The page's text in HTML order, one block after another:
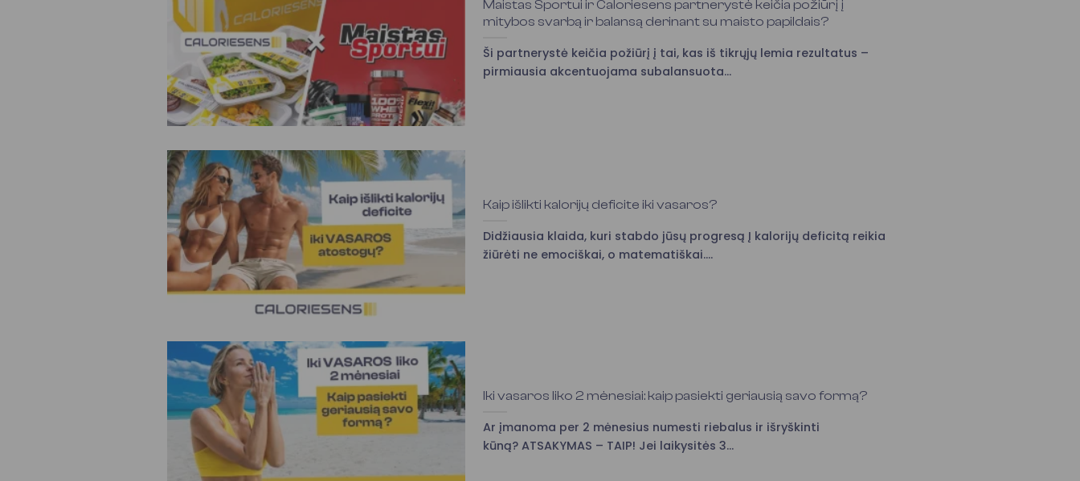
Maistas Sportui ir Caloriesens partnerystė keičia požiūrį į
mitybos svarbą ir balansą derinant su maisto papildais?
Ši partnerystė keičia požiūrį į tai, kas iš tikrųjų lemia rezultatus –
pirmiausia akcentuojama subalansuota...
Kaip išlikti kalorijų deficite iki vasaros?
Didžiausia klaida, kuri stabdo jūsų progresą Į kalorijų deficitą reikia
žiūrėti ne emociškai, o matematiškai....
Iki vasaros liko 2 mėnesiai: kaip pasiekti geriausią savo formą?
Ar įmanoma per 2 mėnesius numesti riebalus ir išryškinti
kūną? ATSAKYMAS – TAIP! Jei laikysitės 3...